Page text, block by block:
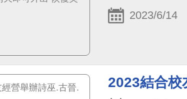
2023/6/14
2023結合校